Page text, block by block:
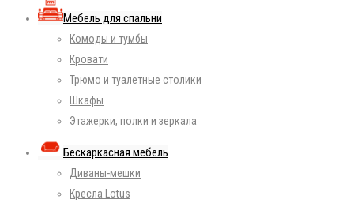
Мебель для спальни
Комоды и тумбы
Кровати
Трюмо и туалетные столики
Шкафы
Этажерки, полки и зеркала
Бескаркасная мебель
Диваны-мешки
Кресла Lotus